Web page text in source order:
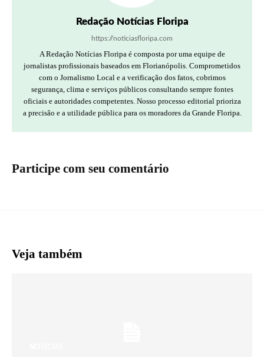
Redação Notícias Floripa
https://noticiasfloripa.com
A Redação Notícias Floripa é composta por uma equipe de
jornalistas profissionais baseados em Florianópolis. Comprometidos
com o Jornalismo Local e a verificação dos fatos, cobrimos
segurança, clima e serviços públicos consultando sempre fontes
oficiais e autoridades competentes. Nosso processo editorial prioriza
a precisão e a utilidade pública para os moradores da Grande Floripa.
Participe com seu comentário
Veja também